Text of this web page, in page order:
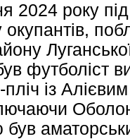
2024 року
окупантів,
футболіст
із